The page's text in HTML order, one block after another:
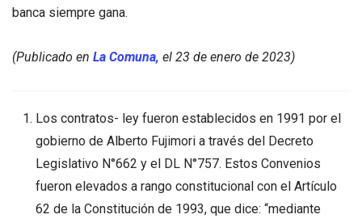
banca siempre gana.
(Publicado en La Comuna, el 23 de enero de 2023)
Los contratos- ley fueron establecidos en 1991 por el
gobierno de Alberto Fujimori a través del Decreto
Legislativo N°662 y el DL N°757. Estos Convenios
fueron elevados a rango constitucional con el Artículo
62 de la Constitución de 1993, que dice: “mediante